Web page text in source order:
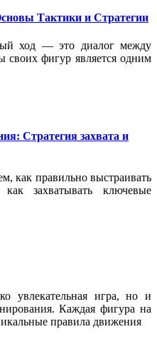
Тактики и Стратегии
ход — это диалог между
своих фигур является одним
Стратегия захвата и
как правильно выстраивать
захватывать ключевые
увлекательная игра, но и
Каждая фигура на
правила движения